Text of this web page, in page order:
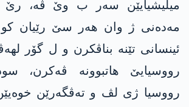
میلیشیایێن سەر ب وێ ڤە، رێ
مەدەنی ژ وان ھەر سێ رێیان کو
ئینسانی تێنە بناڤکرن و ل گۆر
رووسیایێ ھاتبوونە ڤەکرن،
رووسیا ژی لڤ و تەڤگەرێن